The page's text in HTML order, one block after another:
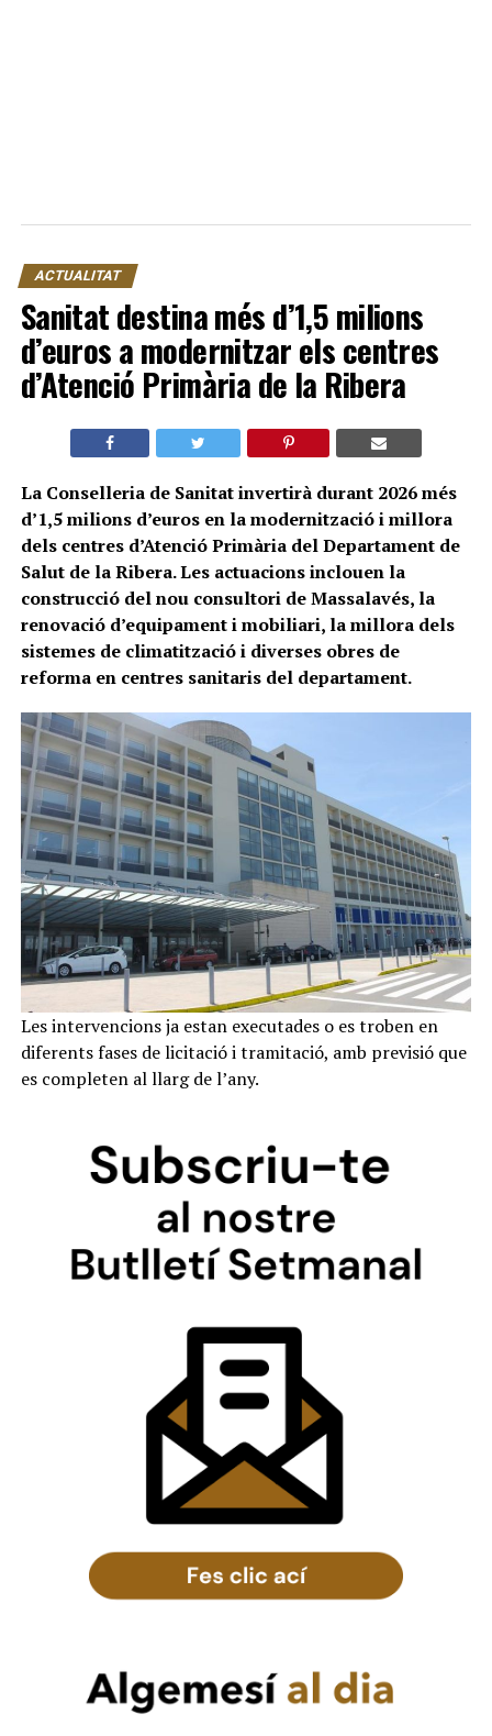
ACTUALITAT
Sanitat destina més d’1,5 milions
d’euros a modernitzar els centres
d’Atenció Primària de la Ribera
La Conselleria de Sanitat invertirà durant 2026 més
d’1,5 milions d’euros en la modernització i millora
dels centres d’Atenció Primària del Departament de
Salut de la Ribera. Les actuacions inclouen la
construcció del nou consultori de Massalavés, la
renovació d’equipament i mobiliari, la millora dels
sistemes de climatització i diverses obres de
reforma en centres sanitaris del departament.
Les intervencions ja estan executades o es troben en
diferents fases de licitació i tramitació, amb previsió que
es completen al llarg de l’any.